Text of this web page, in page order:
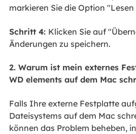
markieren Sie die Option
Schritt 4: Klicken Sie auf
Änderungen zu speichern.
2. Warum ist mein externes
WD elements auf dem Mac
Falls Ihre externe Festplatte
Dateisystems auf dem Mac
können das Problem beheben,